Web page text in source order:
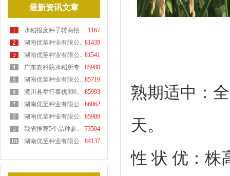
最新资讯文章
1167
水稻报废种子转商招..
81439
湖南优至种业有限公..
81541
湖南优至种业有限公..
85988
广东农科院水稻所专..
85719
湖南优至种业有限公..
85993
潢川县举行泰优390..
86062
湖南优至种业有限公..
85909
湖南优至种业有限公..
73504
我省推荐5个品种参..
84137
湖南优至种业有限公..
熟期适中：
天。
性 状 优：株